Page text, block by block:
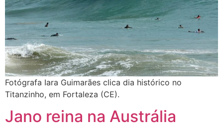
Fotógrafa Iara Guimarães clica dia histórico no
Titanzinho, em Fortaleza (CE).
Jano reina na Austrália